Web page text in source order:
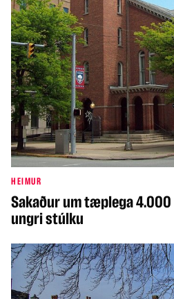
HEIMUR
Sakaður um tæplega
ungri stúlku